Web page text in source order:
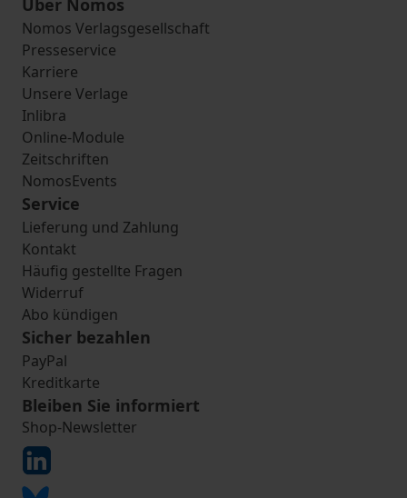
Über Nomos
Nomos Verlagsgesellschaft
Presseservice
Karriere
Unsere Verlage
Inlibra
Online-Module
Zeitschriften
NomosEvents
Service
Lieferung und Zahlung
Kontakt
Häufig gestellte Fragen
Widerruf
Abo kündigen
Sicher bezahlen
PayPal
Kreditkarte
Bleiben Sie informiert
Shop-Newsletter